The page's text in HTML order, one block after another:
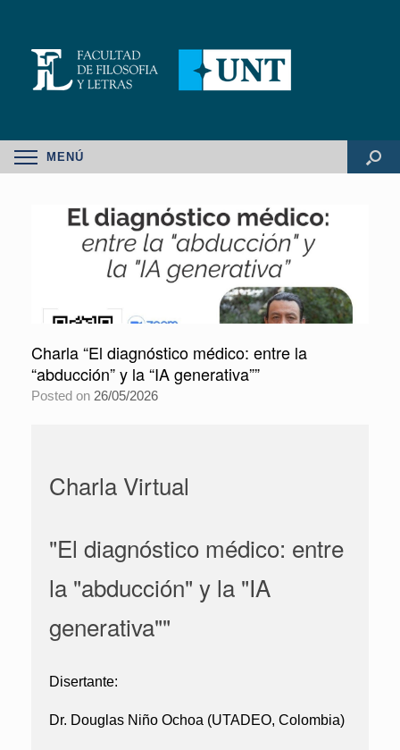
MENÚ
Charla “El diagnóstico médico: entre la
“abducción” y la “IA generativa””
Posted on 26/05/2026
Charla Virtual
"El diagnóstico médico: entre
la "abducción" y la "IA
generativa""
Disertante:
Dr. Douglas Niño Ochoa (UTADEO, Colombia)